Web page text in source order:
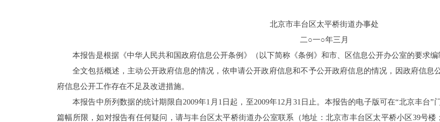
北京市丰台区太平桥街道办事处
二○一○年三月
本报告是根据《中华人民共和国政府信息公开条例》（以下简称《条例》和市、区信息公开办公室的要求编
全文包括概述，主动公开政府信息的情况，依申请公开政府信息和不予公开政府信息的情况，因政府信息
府信息公开工作存在不足及改进措施。
本报告中所列数据的统计期限自2009年1月1日起，至2009年12月31日止。本报告的电子版可在“北京丰台”
篇幅所限，如对报告有任何疑问，请与丰台区太平桥街道办公室联系（地址：北京市丰台区太平桥小区39号楼